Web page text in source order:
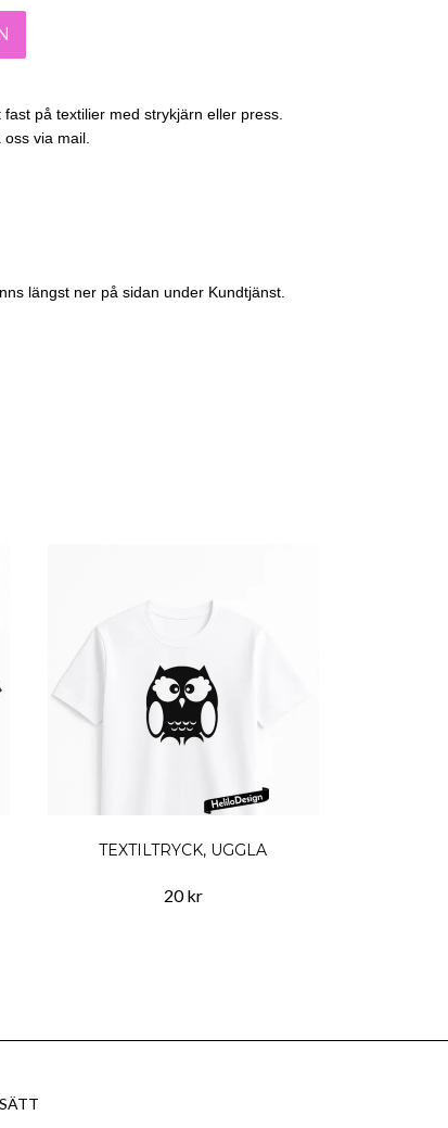
på textilier med strykjärn eller press.
via mail.
längst ner på sidan under Kundtjänst.
TEXTILTRYCK, UGGLA
20 kr